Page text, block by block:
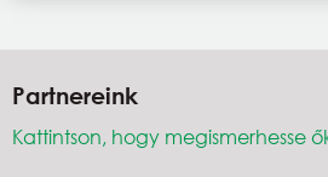
Partnereink
Kattintson, hogy megismerhesse